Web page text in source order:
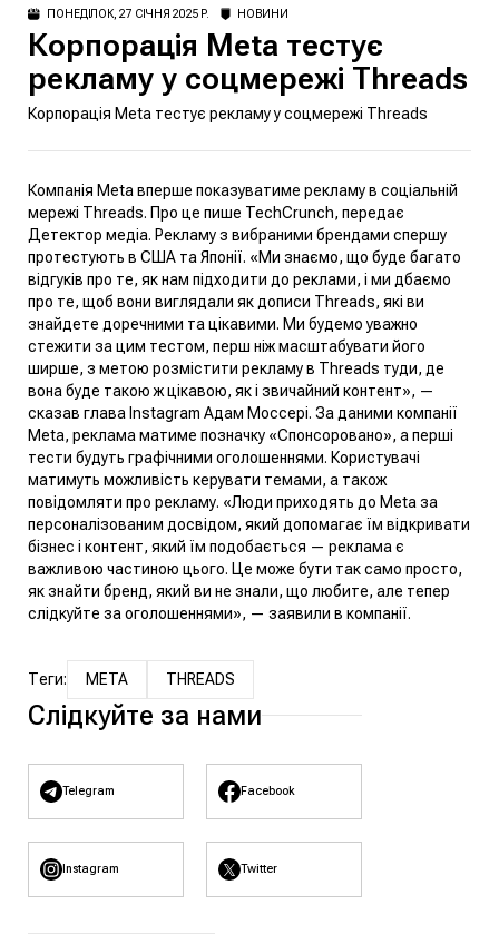
ПОНЕДІЛОК, 27 СІЧНЯ 2025 Р. НОВИНИ
Корпорація Meta тестує
рекламу у соцмережі Threads
Корпорація Meta тестує рекламу у соцмережі Threads
Компанія Meta вперше показуватиме рекламу в соціальній
мережі Threads. Про це пише TechCrunch, передає
Детектор медіа. Рекламу з вибраними брендами спершу
протестують в США та Японії. «Ми знаємо, що буде багато
відгуків про те, як нам підходити до реклами, і ми дбаємо
про те, щоб вони виглядали як дописи Threads, які ви
знайдете доречними та цікавими. Ми будемо уважно
стежити за цим тестом, перш ніж масштабувати його
ширше, з метою розмістити рекламу в Threads туди, де
вона буде такою ж цікавою, як і звичайний контент», —
сказав глава Instagram Адам Моссері. За даними компанії
Meta, реклама матиме позначку «Спонсоровано», а перші
тести будуть графічними оголошеннями. Користувачі
матимуть можливість керувати темами, а також
повідомляти про рекламу. «Люди приходять до Meta за
персоналізованим досвідом, який допомагає їм відкривати
бізнес і контент, який їм подобається — реклама є
важливою частиною цього. Це може бути так само просто,
як знайти бренд, який ви не знали, що любите, але тепер
слідкуйте за оголошеннями», — заявили в компанії.
Теги: META THREADS
Слідкуйте за нами
Telegram Facebook
Instagram Twitter